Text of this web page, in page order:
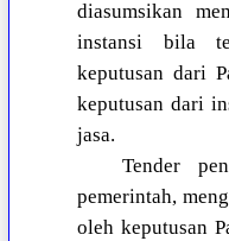
diasumsikan
instansi bila
keputusan dari
keputusan dari
jasa.
Tender
pemerintah,
oleh keputusan